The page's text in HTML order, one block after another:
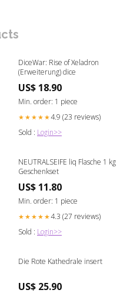
DiceWar: Rise of Xeladron
(Erweiterung) dice
US$ 18.90
Min. order: 1 piece
★★★★★4.9 (23 reviews)
Sold : Login>>
NEUTRALSEIFE liq Flasche 1 kg
Geschenkset
US$ 11.80
Min. order: 1 piece
★★★★★4.3 (27 reviews)
Sold : Login>>
Die Rote Kathedrale insert
US$ 25.90